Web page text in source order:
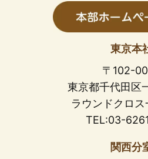
東京本
〒102-
東京都千代田区
ラウンドクロ
TEL:03-
関西分